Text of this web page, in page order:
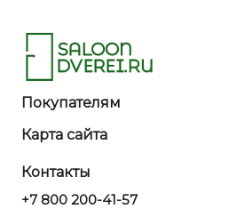
Покупателям
Карта сайта
Контакты
+7 800 200-41-57